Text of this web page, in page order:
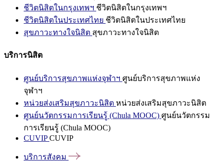
ชีวิตนิสิตในกรุงเทพฯ ชีวิตนิสิตในกรุงเทพฯ
ชีวิตนิสิตในประเทศไทย ชีวิตนิสิตในประเทศไทย
สุขภาวะทางใจนิสิต สุขภาวะทางใจนิสิต
บริการนิสิต
ศูนย์บริการสุขภาพแห่งจุฬาฯ ศูนย์บริการสุขภาพแห่ง
จุฬาฯ
หน่วยส่งเสริมสุขภาวะนิสิต หน่วยส่งเสริมสุขภาวะนิสิต
ศูนย์นวัตกรรมการเรียนรู้ (Chula MOOC) ศูนย์นวัตกรรม
การเรียนรู้ (Chula MOOC)
CUVIPCUVIP
บริการสังคม